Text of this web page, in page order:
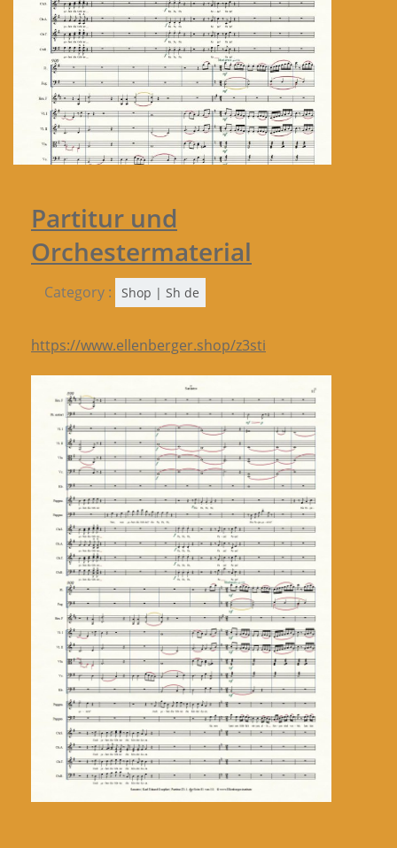
Partitur und
Orchestermaterial
Category : Shop | Sh de
https://www.ellenberger.shop/z3sti